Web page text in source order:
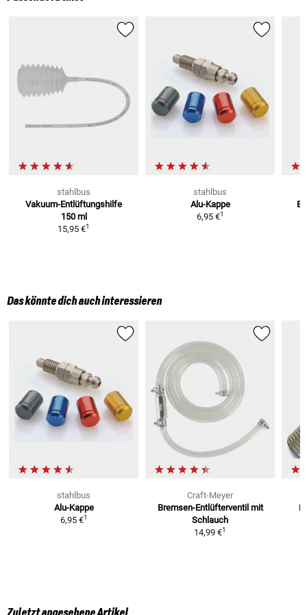
stahlbus
Vakuum-Entlüftungshilfe
150 ml
15,95 €1
stahlbus
Alu-Kappe
6,95 €1
Das könnte dich auch interessieren
stahlbus
Alu-Kappe
6,95 €1
Craft-Meyer
Bremsen-Entlüfterventil mit
Schlauch
14,99 €1